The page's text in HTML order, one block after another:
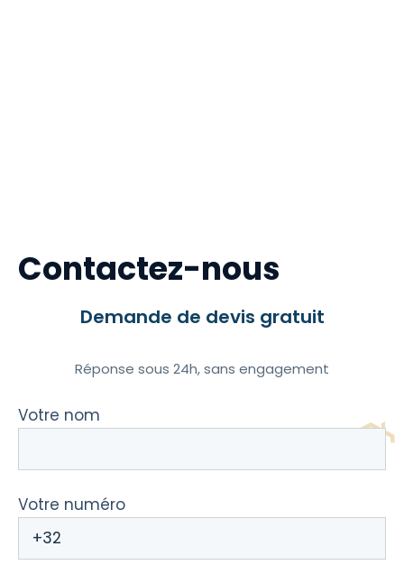
Contactez-nous
Demande de devis gratuit
Réponse sous 24h, sans engagement
Votre nom
Votre numéro